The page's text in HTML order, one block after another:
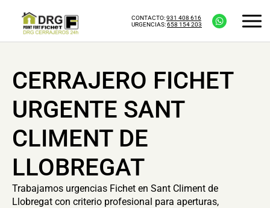
CONTACTO:931 408 616
URGENCIAS:658 154 203
CERRAJERO FICHET
URGENTE SANT
CLIMENT DE
LLOBREGAT
Trabajamos urgencias Fichet en Sant Climent de
Llobregat con criterio profesional para aperturas,